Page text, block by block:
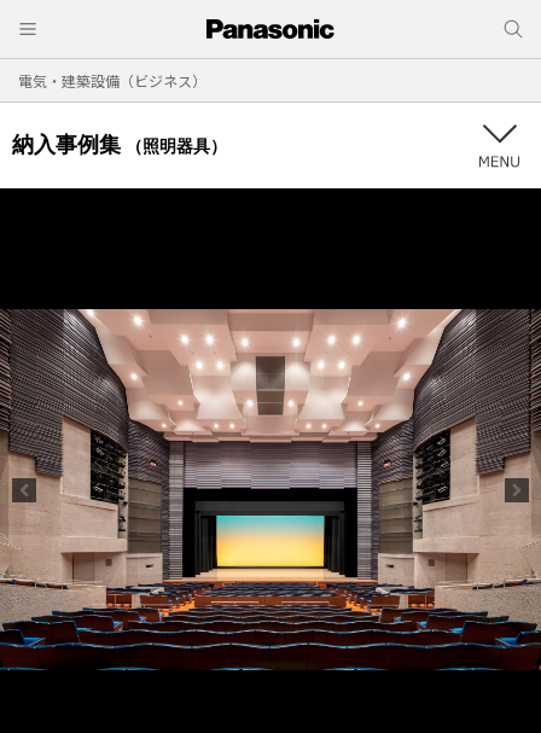
電気・建築設備（ビジネス）
納入事例集 （照明器具）